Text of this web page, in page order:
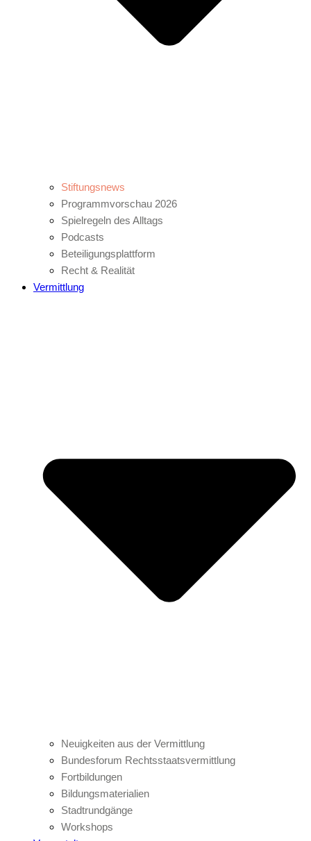
Stiftungsnews
Programmvorschau 2026
Spielregeln des Alltags
Podcasts
Beteiligungsplattform
Recht & Realität
Vermittlung
Neuigkeiten aus der Vermittlung
Bundesforum Rechtsstaatsvermittlung
Fortbildungen
Bildungsmaterialien
Stadtrundgänge
Workshops